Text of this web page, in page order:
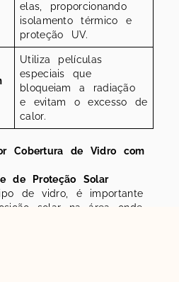
elas, proporcionando
isolamento térmico e
proteção UV.
Utiliza películas
especiais que
bloqueiam a radiação
e evitam o excesso de
calor.
Cobertura de Vidro com
de Proteção Solar
de vidro, é importante
solar na área onde